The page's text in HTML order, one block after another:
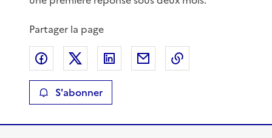
Partager la page
Partager sur Facebook
Partager sur XPartager sur LinkedIn
Partager par email
S'abonner